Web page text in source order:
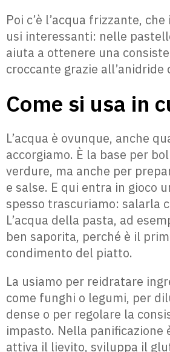
Poi c’è l’acqua frizzante,
usi interessanti: nelle
aiuta a ottenere una
croccante grazie all’anidride
Come si usa in
L’acqua è ovunque, anche
accorgiamo. È la base per
verdure, ma anche per
e salse. E qui entra in gioco
spesso trascuriamo: salarla
L’acqua della pasta, ad
ben saporita, perché è il
condimento del piatto.
La usiamo per reidratare
come funghi o legumi, per
dense o per regolare la
impasto. Nella panificazione
attiva il lievito, sviluppa il